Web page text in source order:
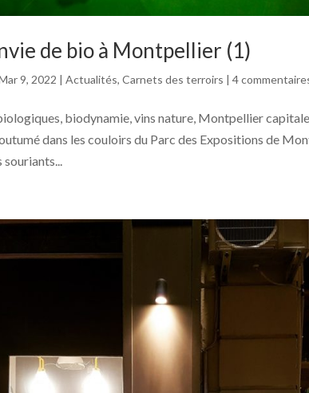
de bio à Montpellier (1)
9, 2022 |Actualités,Carnets des terroirs |4
biodynamie, vins nature, Montpellier
dans les couloirs du Parc des Expositions de
souriants...